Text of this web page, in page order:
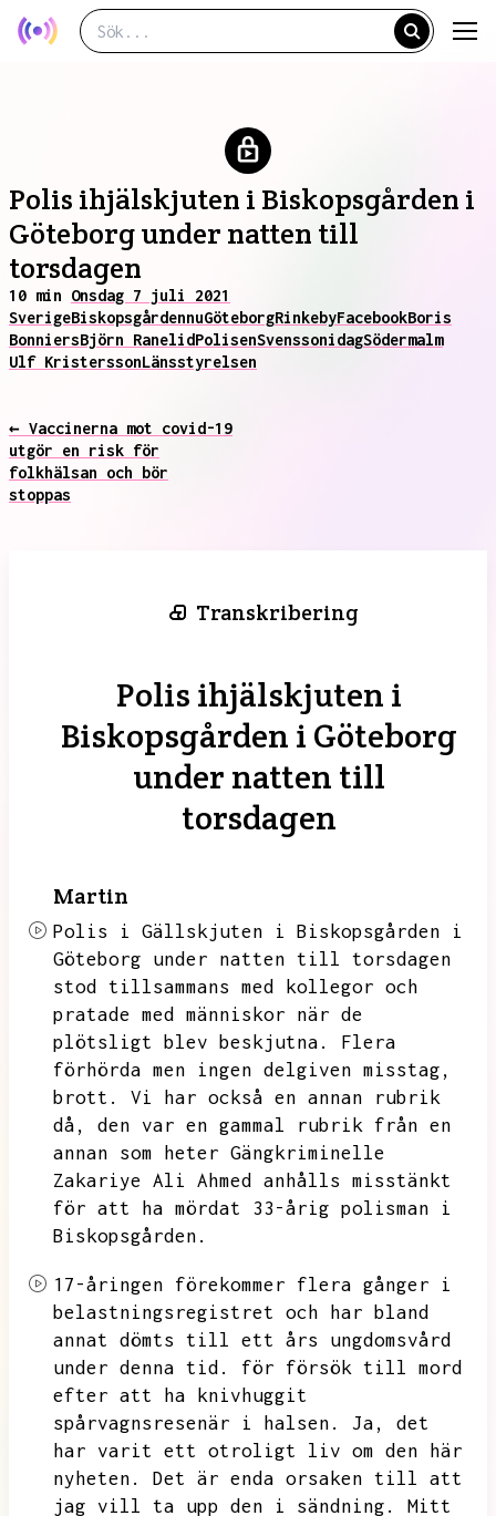
Polis ihjälskjuten i Biskopsgården i
Göteborg under natten till
torsdagen
10 min Onsdag 7 juli 2021
SverigeBiskopsgårdennuGöteborgRinkebyFacebookBoris
BonniersBjörn RanelidPolisenSvenssonidagSödermalm
Ulf KristerssonLänsstyrelsen
← Vaccinerna mot covid-19
utgör en risk för
folkhälsan och bör
stoppas
Transkribering
Polis ihjälskjuten i
Biskopsgården i Göteborg
under natten till
torsdagen
Martin
Polis i Gällskjuten i Biskopsgården i
Göteborg under natten till torsdagen
stod tillsammans med kollegor och
pratade med människor när de
plötsligt blev beskjutna.
Flera
förhörda men ingen delgiven misstag,
brott.
Vi har också en annan rubrik
då,
den var en gammal rubrik från en
annan som heter Gängkriminelle
Zakariye Ali Ahmed anhålls misstänkt
för att ha mördat 33-årig polisman i
Biskopsgården.
17-åringen förekommer flera gånger i
belastningsregistret och har bland
annat dömts till ett års ungdomsvård
under denna tid.
för försök till mord
efter att ha knivhuggit
spårvagnsresenär i halsen.
Ja,
det
har varit ett otroligt liv om den här
nyheten.
Det är enda orsaken till att
jag vill ta upp den i sändning.
Mitt